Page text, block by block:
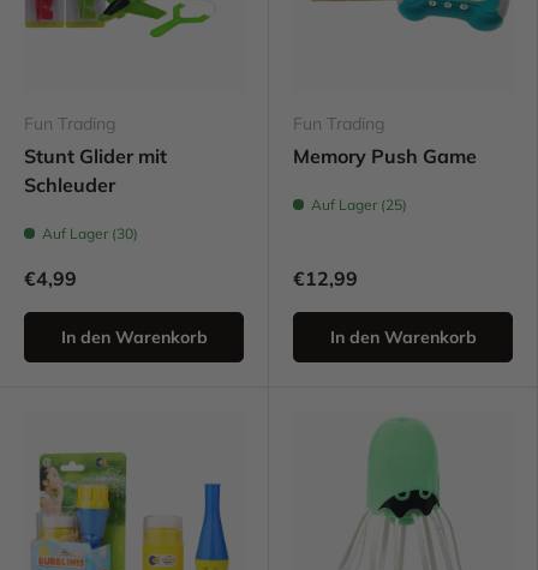
Fun Trading
Stunt Glider mit
Schleuder
Auf Lager (30)
€4,99
In den Warenkorb
Fun Trading
Memory Push Game
Auf Lager (25)
€12,99
In den Warenkorb